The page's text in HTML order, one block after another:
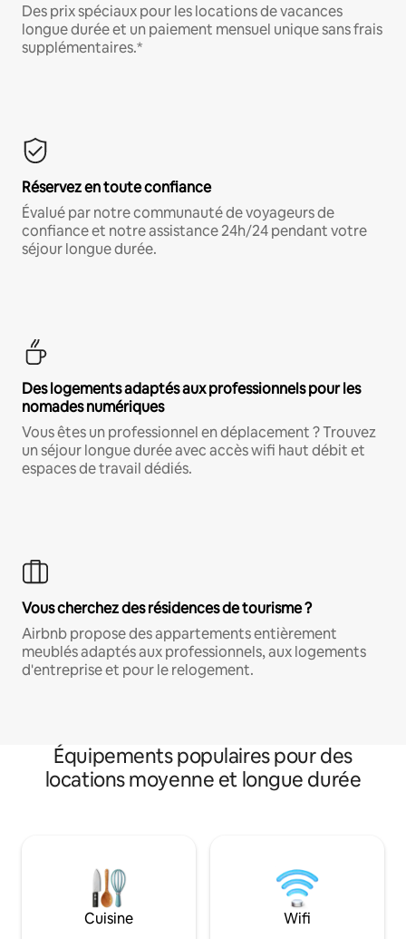
Des prix spéciaux pour les locations de vacances
longue durée et un paiement mensuel unique sans frais
supplémentaires.*
Réservez en toute confiance
Évalué par notre communauté de voyageurs de
confiance et notre assistance 24h/24 pendant votre
séjour longue durée.
Des logements adaptés aux professionnels pour les
nomades numériques
Vous êtes un professionnel en déplacement ? Trouvez
un séjour longue durée avec accès wifi haut débit et
espaces de travail dédiés.
Vous cherchez des résidences de tourisme ?
Airbnb propose des appartements entièrement
meublés adaptés aux professionnels, aux logements
d'entreprise et pour le relogement.
Équipements populaires pour des
locations moyenne et longue durée
Cuisine Wifi